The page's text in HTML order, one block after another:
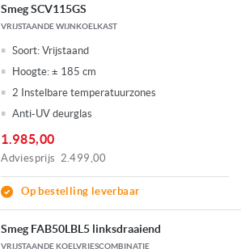
Smeg SCV115GS
VRIJSTAANDE WIJNKOELKAST
Soort: Vrijstaand
Hoogte: ± 185 cm
2 Instelbare temperatuurzones
Anti-UV deurglas
1.985,00
Adviesprijs 2.499,00
Op bestelling leverbaar
Smeg FAB50LBL5 linksdraaiend
VRIJSTAANDE KOELVRIESCOMBINATIE